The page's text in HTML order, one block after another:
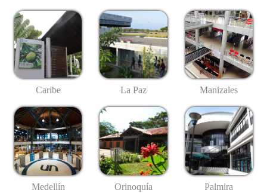
Caribe La Paz Manizales
Medellín Orinoquía Palmira